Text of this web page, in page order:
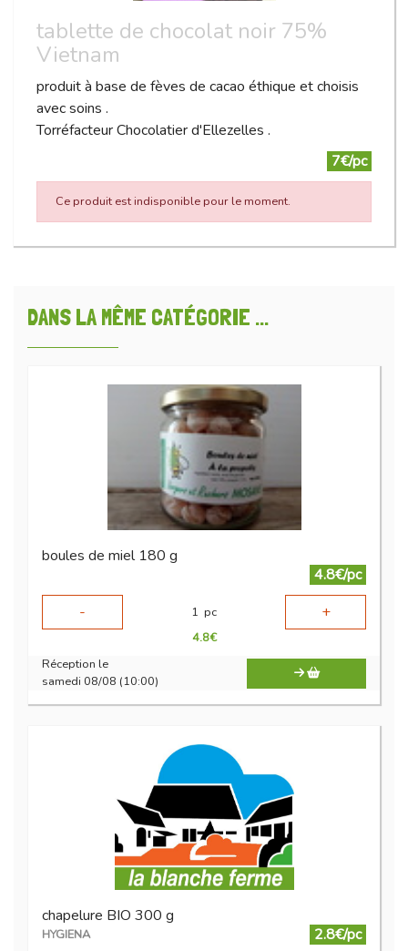
tablette de chocolat noir 75%
Vietnam
produit à base de fèves de cacao éthique et choisis
avec soins .
Torréfacteur Chocolatier d'Ellezelles .
7€/pc
Ce produit est indisponible pour le moment.
DANS LA MÊME CATÉGORIE ...
boules de miel 180 g
4.8€/pc
-
1 pc +
4.8€
Réception le
samedi 08/08 (10:00)
chapelure BIO 300 g
HYGIENA
2.8€/pc